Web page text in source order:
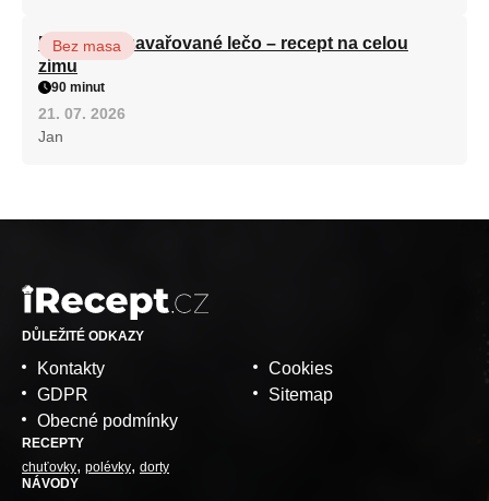
Babiččino zavařované lečo – recept na celou
zimu
Bez masa
90 minut
21. 07. 2026
Jan
DŮLEŽITÉ ODKAZY
Kontakty
GDPR
Obecné podmínky
Cookies
Sitemap
RECEPTY
chuťovky polévky dorty
NÁVODY